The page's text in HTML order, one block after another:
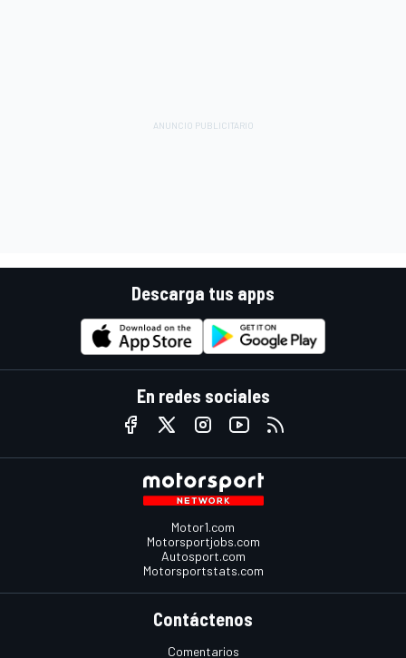
Descarga tus apps
En redes sociales
Motor1.com
Motorsportjobs.com
Autosport.com
Motorsportstats.com
Contáctenos
Comentarios